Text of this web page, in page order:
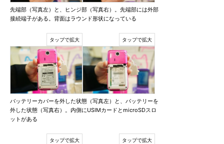
先端部（写真左）と、ヒンジ部（写真右）。先端部には外部
接続端子がある。背面はラウンド形状になっている
バッテリーカバーを外した状態（写真左）と、バッテリーを
外した状態（写真右）。内側にUSIMカードとmicroSDスロ
ットがある